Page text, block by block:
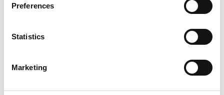
Preferences
Statistics
Marketing